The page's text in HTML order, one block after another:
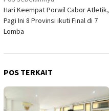
pos
Hari Keempat Porwil Cabor Atletik,
Pagi Ini 8 Provinsi ikuti Final di 7
Lomba
POS TERKAIT